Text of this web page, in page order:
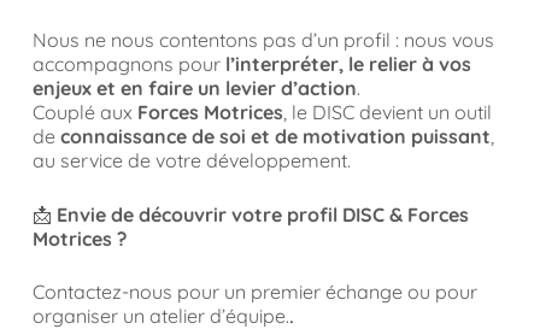
Nous ne nous contentons pas d’un profil : nous vous
accompagnons pour l’interpréter, le relier à vos
enjeux et en faire un levier d’action.
Couplé aux Forces Motrices , le DISC devient un outil
de connaissance de soi et de motivation puissant
au service de votre développement.
📩 Envie de découvrir votre profil DISC & Forces
Motrices ?
Contactez-nous pour un premier échange ou pour
organiser un atelier d’équipe..